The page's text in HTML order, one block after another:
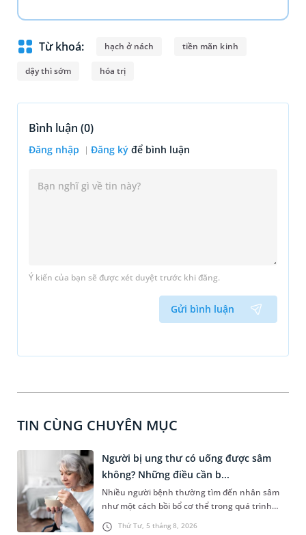
Từ khoá: hạch ở nách tiền mãn kinh
dậy thì sớm hóa trị
Bình luận (0)
Đăng nhập Đăng ký để bình luận
Ý kiến của bạn sẽ được xét duyệt trước khi đăng.
Gửi bình luận
TIN CÙNG CHUYÊN MỤC
Thứ Tư, 5 tháng 8, 2026
Người bị ung thư có uống được sâm
không? Những điều cần b...
Nhiều người bệnh thường tìm đến nhân sâm
như một cách bồi bổ cơ thể trong quá trình
điều trị ung thư. Tuy nhiên, câu hỏi người bị